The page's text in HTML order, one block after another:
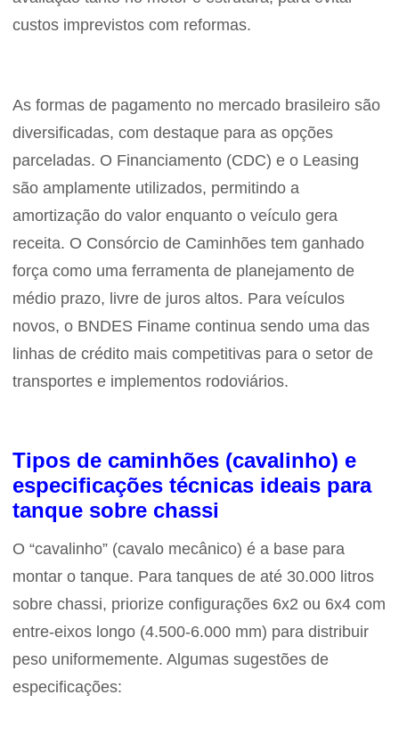
custos imprevistos com reformas.
As formas de pagamento no mercado brasileiro são
diversificadas, com destaque para as opções
parceladas. O Financiamento (CDC) e o Leasing
são amplamente utilizados, permitindo a
amortização do valor enquanto o veículo gera
receita. O Consórcio de Caminhões tem ganhado
força como uma ferramenta de planejamento de
médio prazo, livre de juros altos. Para veículos
novos, o BNDES Finame continua sendo uma das
linhas de crédito mais competitivas para o setor de
transportes e implementos rodoviários.
Tipos de caminhões (cavalinho) e
especificações técnicas ideais para
tanque sobre chassi
O “cavalinho” (cavalo mecânico) é a base para
montar o tanque. Para tanques de até 30.000 litros
sobre chassi, priorize configurações 6x2 ou 6x4 com
entre-eixos longo (4.500-6.000 mm) para distribuir
peso uniformemente. Algumas sugestões de
especificações: